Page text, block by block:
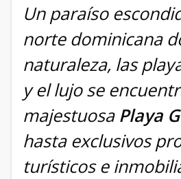
Un paraíso
norte dominicana
naturaleza, las
y el lujo se
majestuosa Playa
hasta exclusivos
turísticos e